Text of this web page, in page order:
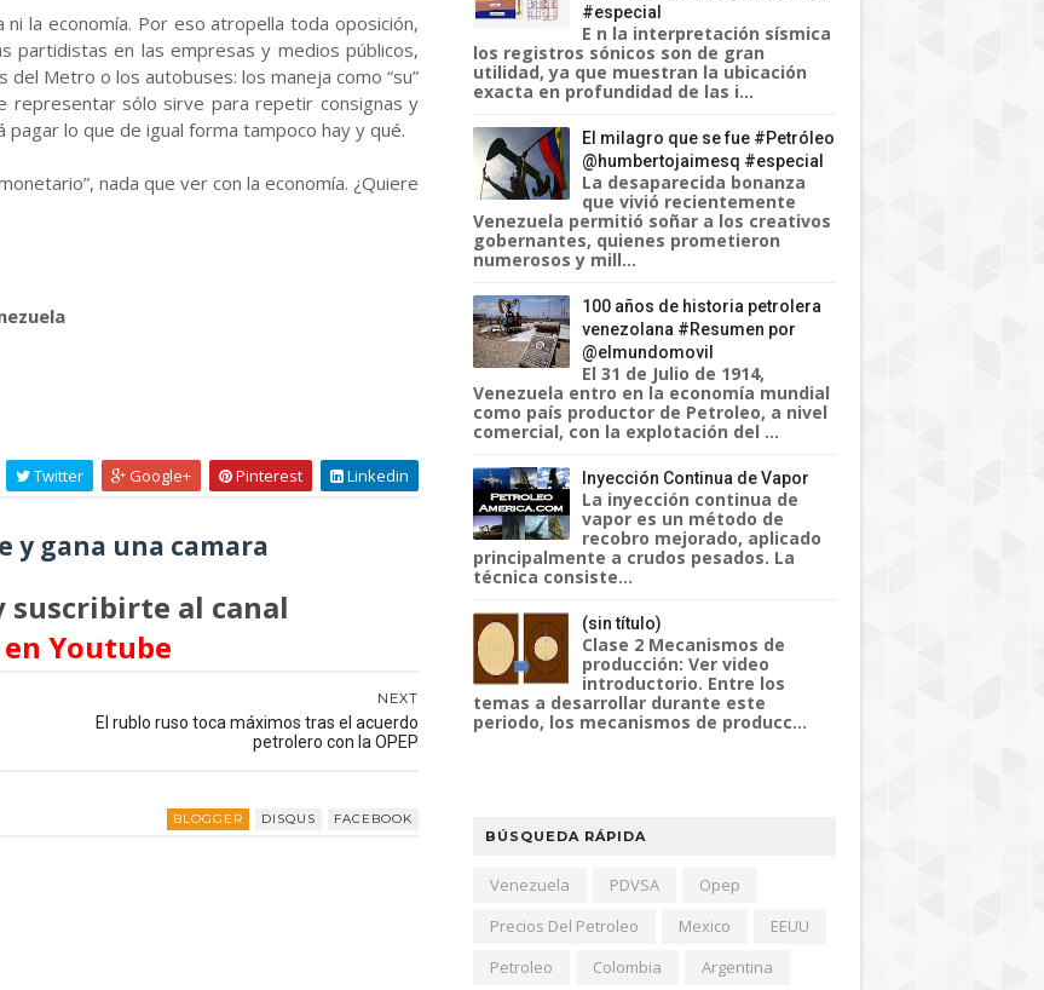
la economía. Por eso atropella toda oposición,
partidistas en las empresas y medios públicos,
Metro o los autobuses: los maneja como “su”
representar sólo sirve para repetir consignas y
lo que de igual forma tampoco hay y qué.
nada que ver con la economía. ¿Quiere
Twitter Google+ Pinterest Linkedin
y gana una camara
suscribirte al canal
Youtube
NEXT
El rublo ruso toca máximos tras el acuerdo
petrolero con la OPEP
BLOGGER DISQUS FACEBOOK
#especial
E n la interpretación sísmica
los registros sónicos son de gran
utilidad, ya que muestran la ubicación
exacta en profundidad de las i...
El milagro que se fue #Petróleo
@humbertojaimesq #especial
La desaparecida bonanza
que vivió recientemente
Venezuela permitió soñar a los creativos
gobernantes, quienes prometieron
numerosos y mill...
100 años de historia petrolera
venezolana #Resumen por
@elmundomovil
El 31 de Julio de 1914,
Venezuela entro en la economía mundial
como país productor de Petroleo, a nivel
comercial, con la explotación del ...
Inyección Continua de Vapor
La inyección continua de
vapor es un método de
recobro mejorado, aplicado
principalmente a crudos pesados. La
técnica consiste...
(sin título)
Clase 2 Mecanismos de
producción: Ver video
introductorio. Entre los
temas a desarrollar durante este
periodo, los mecanismos de producc...
BÚSQUEDA RÁPIDA
Venezuela PDVSA
Opep
Precios Del Petroleo
Mexico
EEUU
Petroleo
Colombia
Argentina